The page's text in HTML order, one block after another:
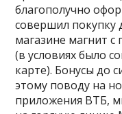
благополучно
совершил покупку
магазине магнит
(в условиях было
карте). Бонусы до
этому поводу на
приложения ВТБ,